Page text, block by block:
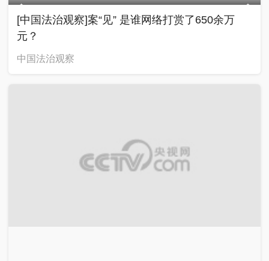
[中国法治观察]案“见” 是谁网络打赏了650余万
元？
中国法治观察